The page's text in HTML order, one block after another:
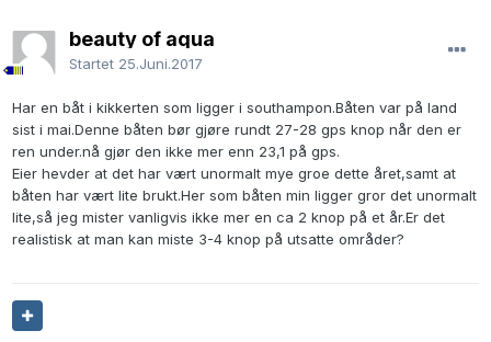
beauty of aqua
Startet 25.Juni.2017
Har en båt i kikkerten som ligger i southampon.Båten var på land
sist i mai.Denne båten bør gjøre rundt 27-28 gps knop når den er
ren under.nå gjør den ikke mer enn 23,1 på gps.
Eier hevder at det har vært unormalt mye groe dette året,samt at
båten har vært lite brukt.Her som båten min ligger gror det unormalt
lite,så jeg mister vanligvis ikke mer en ca 2 knop på et år.Er det
realistisk at man kan miste 3-4 knop på utsatte områder?